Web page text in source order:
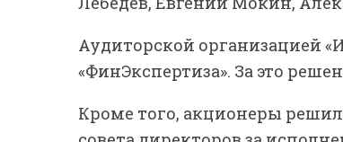
Аудиторской организацией
«ФинЭкспертиза». За это
Кроме того, акционеры